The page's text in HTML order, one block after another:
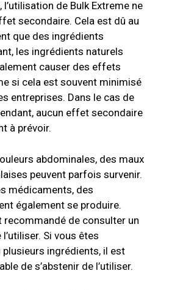
de Bulk Extreme ne
secondaire. Cela est dû au
que des ingrédients
les ingrédients naturels
causer des effets
si cela est souvent minimisé
entreprises. Dans le cas de
aucun effet secondaire
à prévoir.
abdominales, des maux
peuvent parfois survenir.
médicaments, des
également se produire.
recommandé de consulter un
Si vous êtes
plusieurs ingrédients, il est
de s’abstenir de l’utiliser.